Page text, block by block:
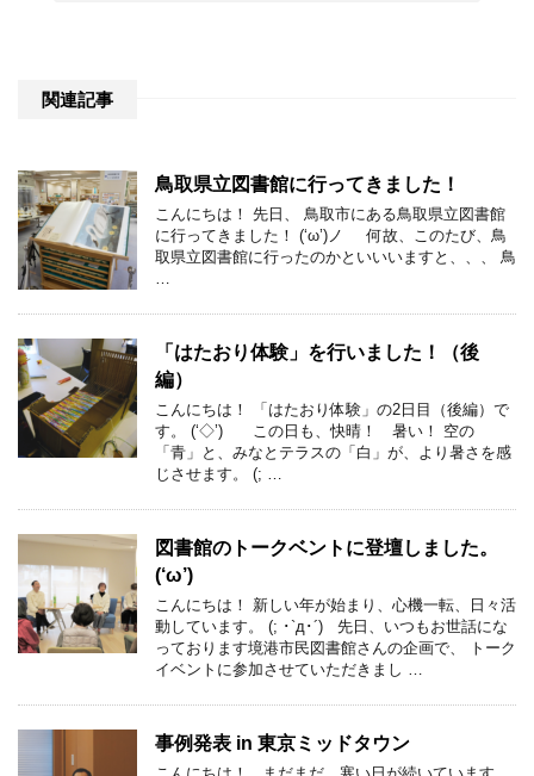
関連記事
鳥取県立図書館に行ってきました！
こんにちは！ 先日、 鳥取市にある鳥取県立図書館
に行ってきました！ (‘ω’)ノ 何故、このたび、鳥
取県立図書館に行ったのかといいいますと、、、 鳥
…
「はたおり体験」を行いました！（後
編）
こんにちは！ 「はたおり体験」の2日目（後編）で
す。 (‘◇’)ゞ この日も、快晴！ 暑い！ 空の
「青」と、みなとテラスの「白」が、より暑さを感
じさせます。 (; …
図書館のトークベントに登壇しました。
(‘ω’)
こんにちは！ 新しい年が始まり、心機一転、日々活
動しています。 (; ･`д･´) 先日、いつもお世話にな
っております境港市民図書館さんの企画で、 トーク
イベントに参加させていただきまし …
事例発表 in 東京ミッドタウン